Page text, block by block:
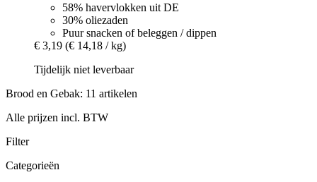
58% havervlokken uit DE
30% oliezaden
Puur snacken of beleggen / dippen
€ 3,19 (€ 14,18 / kg)
Tijdelijk niet leverbaar
Brood en Gebak: 11 artikelen
Alle prijzen incl. BTW
Filter
Categorieën